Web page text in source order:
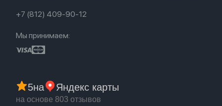
+7 (812) 409-90-12
Мы принимаем:
5на Яндекс карты
на основе 803 отзывов